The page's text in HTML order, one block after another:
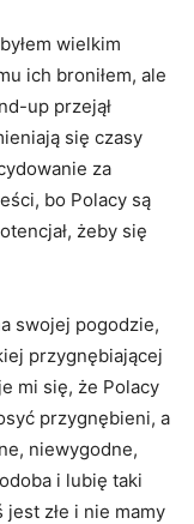
wielkim
ich broniłem, ale
up przejął
się czasy
za
bo Polacy są
żeby się
swojej pogodzie,
przygnębiającej
mi się, że Polacy
przygnębieni, a
niewygodne,
i lubię taki
złe i nie mamy